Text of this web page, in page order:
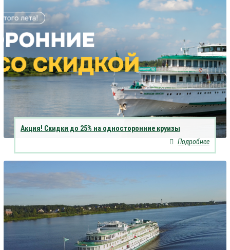
Акция! Скидки до 25% на односторонние круизы
Подробнее